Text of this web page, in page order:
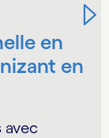
en
en
avec